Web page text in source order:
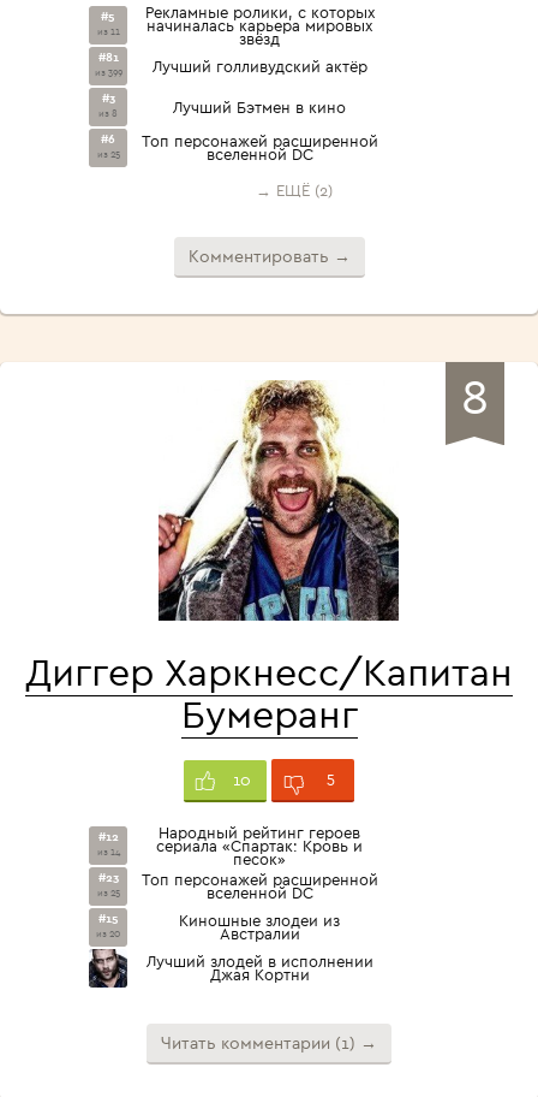
#5
из 11
Рекламные ролики, с которых
начиналась карьера мировых
звёзд
#81
из 399 Лучший голливудский актёр
#3
из 8 Лучший Бэтмен в кино
#6
из 25
Топ персонажей расширенной
вселенной DC
→ ЕЩЁ (2)
Комментировать →
8
Диггер Харкнесс/Капитан
Бумеранг
10 5
#12
из 14
Народный рейтинг героев
сериала «Спартак: Кровь и
песок»
#23
из 25
Топ персонажей расширенной
вселенной DC
#15
из 20
Киношные злодеи из
Австралии
Лучший злодей в исполнении
Джая Кортни
Читать комментарии (1) →